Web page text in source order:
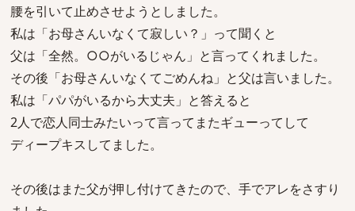
腰を引いて止めさせようとしました。
私は「お母さんいなくて寂しい？」って聞くと
父は「全然。○○がいるじゃん」と言ってくれました。
その後「お母さんいなくてごめんね」と父は言いました。
私は「パパがいるから大丈夫」と答えると
2人で恋人同士みたいって言ってまたギューってして
ディープキスしてました。
その後はまた父が押し付けてきたので、手でアレをさすり